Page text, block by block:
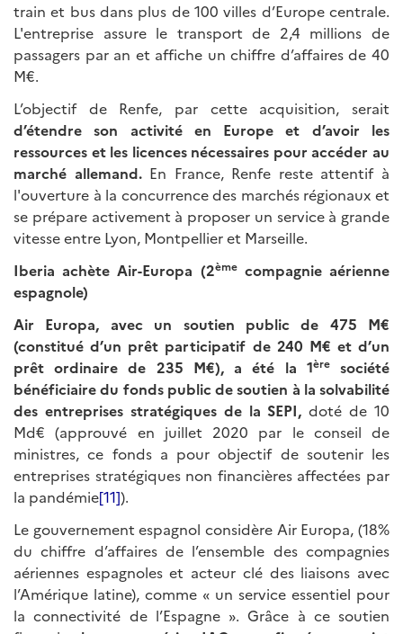
train et bus dans plus de 100 villes d’Europe centrale.
L'entreprise assure le transport de 2,4 millions de
passagers par an et affiche un chiffre d’affaires de 40
M€.
L’objectif de Renfe, par cette acquisition, serait
d’étendre son activité en Europe et d’avoir les
ressources et les licences nécessaires pour accéder au
marché allemand.En France, Renfe reste attentif à
l'ouverture à la concurrence des marchés régionaux et
se prépare activement à proposer un service à grande
vitesse entre Lyon, Montpellier et Marseille.
Iberia achète Air-Europa (2èmecompagnie aérienne
espagnole)
Air Europa, avec un soutien public de 475 M€
(constitué d’un prêt participatif de 240 M€ et d’un
prêt ordinaire de 235 M€), a été la 1èresociété
bénéficiaire du fonds public de soutien à la solvabilité
des entreprises stratégiques de la SEPI,doté de 10
Md€ (approuvé en juillet 2020 par le conseil de
ministres, ce fonds a pour objectif de soutenir les
entreprises stratégiques non financières affectées par
la pandémie[11]).
Le gouvernement espagnol considère Air Europa, (18%
du chiffre d’affaires de l’ensemble des compagnies
aériennes espagnoles et acteur clé des liaisons avec
l’Amérique latine), comme « un service essentiel pour
la connectivité de l’Espagne ». Grâce à ce soutien